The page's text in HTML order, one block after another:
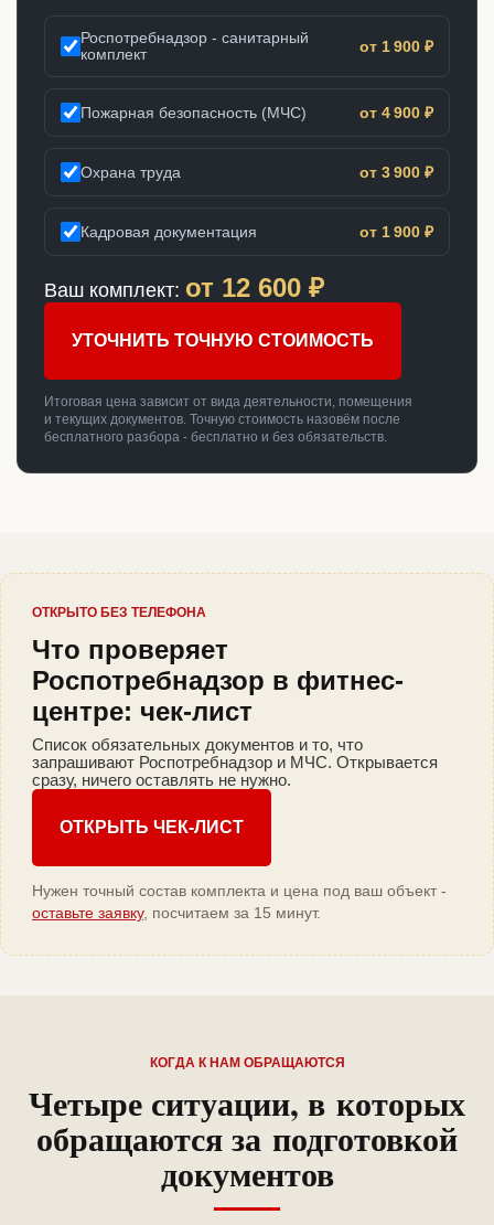
Роспотребнадзор - санитарный
комплект
от 1 900 ₽
Пожарная безопасность (МЧС) от 4 900 ₽
Охрана труда от 3 900 ₽
Кадровая документация от 1 900 ₽
Ваш комплект: от 12 600 ₽
УТОЧНИТЬ ТОЧНУЮ СТОИМОСТЬ
Итоговая цена зависит от вида деятельности, помещения
и текущих документов. Точную стоимость назовём после
бесплатного разбора - бесплатно и без обязательств.
ОТКРЫТО БЕЗ ТЕЛЕФОНА
Что проверяет
Роспотребнадзор в фитнес-
центре: чек-лист
Список обязательных документов и то, что
запрашивают Роспотребнадзор и МЧС. Открывается
сразу, ничего оставлять не нужно.
ОТКРЫТЬ ЧЕК-ЛИСТ
Нужен точный состав комплекта и цена под ваш объект -
оставьте заявку, посчитаем за 15 минут.
КОГДА К НАМ ОБРАЩАЮТСЯ
Четыре ситуации, в которых
обращаются за подготовкой
документов